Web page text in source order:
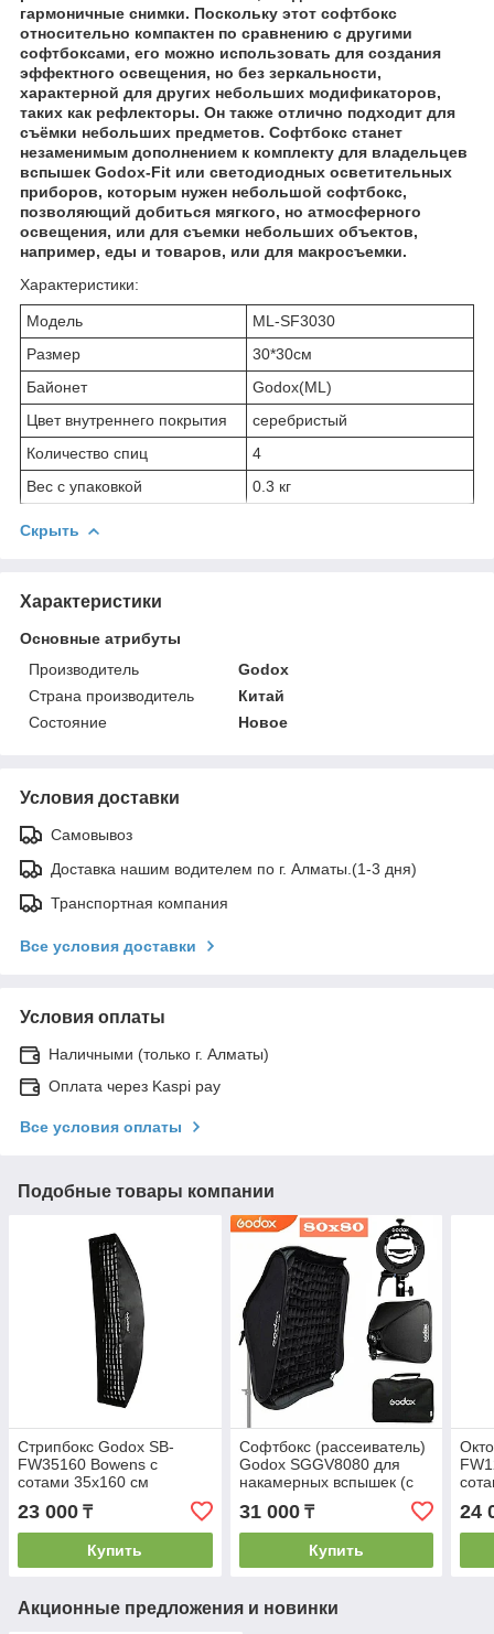
гармоничные снимки. Поскольку этот софтбокс
относительно компактен по сравнению с другими
софтбоксами, его можно использовать для создания
эффектного освещения, но без зеркальности,
характерной для других небольших модификаторов,
таких как рефлекторы. Он также отлично подходит для
съёмки небольших предметов. Софтбокс станет
незаменимым дополнением к комплекту для владельцев
вспышек Godox-Fit или светодиодных осветительных
приборов, которым нужен небольшой софтбокс,
позволяющий добиться мягкого, но атмосферного
освещения, или для съемки небольших объектов,
например, еды и товаров, или для макросъемки.
Характеристики:
Модель
ML-SF3030
Размер
30*30см
Байонет
Godox(ML)
Цвет внутреннего покрытия
серебристый
Количество спиц
4
Вес с упаковкой
0.3 кг
Скрыть
Характеристики
Основные атрибуты
Производитель
Godox
Страна производитель
Китай
Состояние
Новое
Условия доставки
Самовывоз
Доставка нашим водителем по г. Алматы.(1-3 дня)
Транспортная компания
Все условия доставки
Условия оплаты
Наличными (только г. Алматы)
Оплата через Kaspi pay
Все условия оплаты
Подобные товары компании
Стрипбокс Godox SB-
FW35160 Bowens с
сотами 35х160 см
23 000 ₸
Купить
Софтбокс (рассеиватель)
Godox SGGV8080 для
накамерных вспышек (с
сотами и адаптером S2)
31 000₸
Купить
24
Акционные предложения и новинки